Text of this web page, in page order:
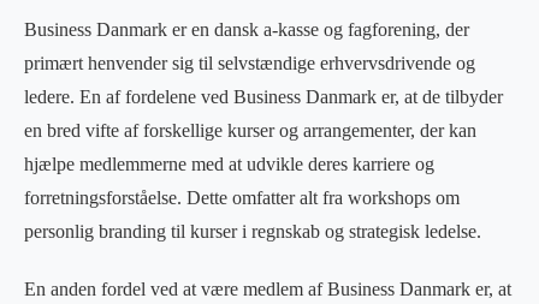
Business Danmark er en dansk a-kasse og fagforening, der
primært henvender sig til selvstændige erhvervsdrivende og
ledere. En af fordelene ved Business Danmark er, at de tilbyder
en bred vifte af forskellige kurser og arrangementer, der kan
hjælpe medlemmerne med at udvikle deres karriere og
forretningsforståelse. Dette omfatter alt fra workshops om
personlig branding til kurser i regnskab og strategisk ledelse.
En anden fordel ved at være medlem af Business Danmark er, at